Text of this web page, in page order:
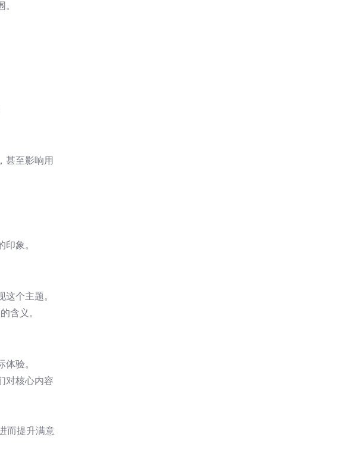
甚至影响用
象。
个主题。
含义。
验。
对核心内容
而提升满意